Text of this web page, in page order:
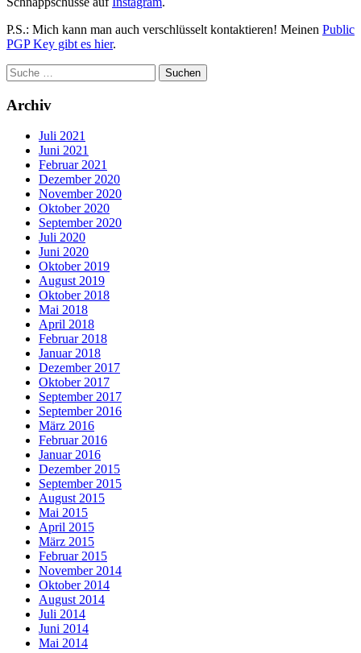
P.S.: Mich kann man auch verschlüsselt kontaktieren! Meinen Public
PGP Key gibt es hier.
Archiv
Juli 2021
Juni 2021
Februar 2021
Dezember 2020
November 2020
Oktober 2020
September 2020
Juli 2020
Juni 2020
Oktober 2019
August 2019
Oktober 2018
Mai 2018
April 2018
Februar 2018
Januar 2018
Dezember 2017
Oktober 2017
September 2017
September 2016
März 2016
Februar 2016
Januar 2016
Dezember 2015
September 2015
August 2015
Mai 2015
April 2015
März 2015
Februar 2015
November 2014
Oktober 2014
August 2014
Juli 2014
Juni 2014
Mai 2014